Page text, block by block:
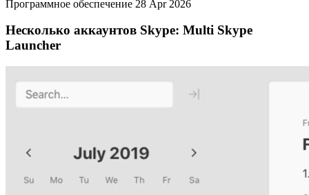
Программное обеспечение 28 Apr 2026
Несколько аккаунтов Skype: Multi Skype
Launcher